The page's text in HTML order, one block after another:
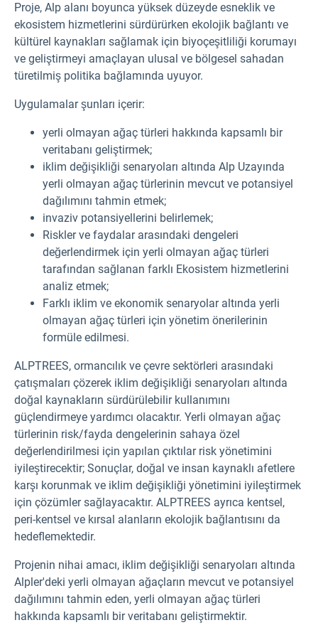
Proje, Alp alanı boyunca yüksek düzeyde esneklik ve
ekosistem hizmetlerini sürdürürken ekolojik bağlantı ve
kültürel kaynakları sağlamak için biyoçeşitliliği korumayı
ve geliştirmeyi amaçlayan ulusal ve bölgesel sahadan
türetilmiş politika bağlamında uyuyor.
Uygulamalar şunları içerir:
yerli olmayan ağaç türleri hakkında kapsamlı bir
veritabanı geliştirmek;
iklim değişikliği senaryoları altında Alp Uzayında
yerli olmayan ağaç türlerinin mevcut ve potansiyel
dağılımını tahmin etmek;
invaziv potansiyellerini belirlemek;
Riskler ve faydalar arasındaki dengeleri
değerlendirmek için yerli olmayan ağaç türleri
tarafından sağlanan farklı Ekosistem hizmetlerini
analiz etmek;
Farklı iklim ve ekonomik senaryolar altında yerli
olmayan ağaç türleri için yönetim önerilerinin
formüle edilmesi.
ALPTREES, ormancılık ve çevre sektörleri arasındaki
çatışmaları çözerek iklim değişikliği senaryoları altında
doğal kaynakların sürdürülebilir kullanımını
güçlendirmeye yardımcı olacaktır. Yerli olmayan ağaç
türlerinin risk/fayda dengelerinin sahaya özel
değerlendirilmesi için yapılan çıktılar risk yönetimini
iyileştirecektir; Sonuçlar, doğal ve insan kaynaklı afetlere
karşı korunmak ve iklim değişikliği yönetimini iyileştirmek
için çözümler sağlayacaktır. ALPTREES ayrıca kentsel,
peri-kentsel ve kırsal alanların ekolojik bağlantısını da
hedeflemektedir.
Projenin nihai amacı, iklim değişikliği senaryoları altında
Alpler'deki yerli olmayan ağaçların mevcut ve potansiyel
dağılımını tahmin eden, yerli olmayan ağaç türleri
hakkında kapsamlı bir veritabanı geliştirmektir.